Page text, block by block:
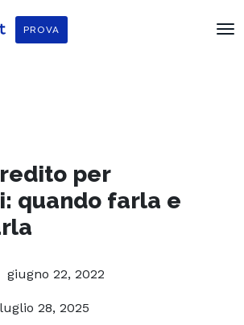
PROVA
per
quando farla e
giugno 22, 2022
28, 2025